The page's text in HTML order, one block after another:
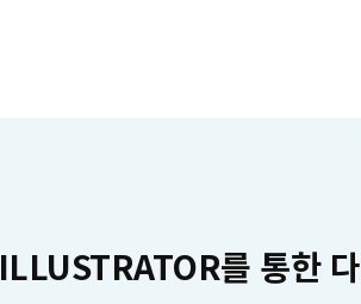
ILLUSTRATOR를 통한